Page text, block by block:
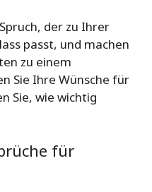
der zu Ihrer
passt, und machen
zu einem
Sie Ihre Wünsche für
Sie, wie wichtig
für